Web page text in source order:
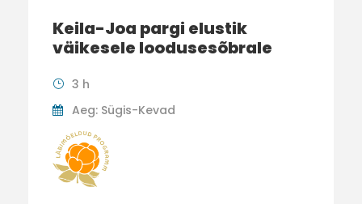
Keila-Joa pargi elustik
väikesele loodusesõbrale
3 h
Aeg: Sügis-Kevad